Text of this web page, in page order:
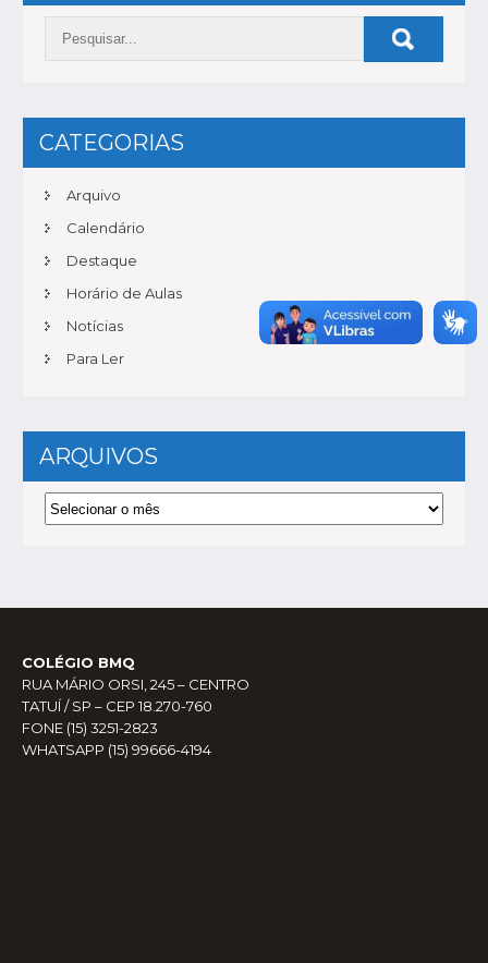
POST
CATEGORIAS
Arquivo
Calendário
Destaque
Horário de Aulas
Notícias
Para Ler
ARQUIVOS
Arquivos
COLÉGIO BMQ
RUA MÁRIO ORSI, 245 – CENTRO
TATUÍ / SP – CEP 18.270-760
FONE (15) 3251-2823
WHATSAPP (15) 99666-4194